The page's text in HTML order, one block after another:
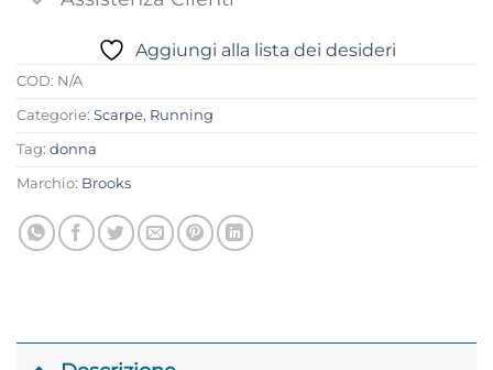
Aggiungi alla lista dei desideri
COD: N/A
Categorie: Scarpe, Running
Tag: donna
Marchio: Brooks